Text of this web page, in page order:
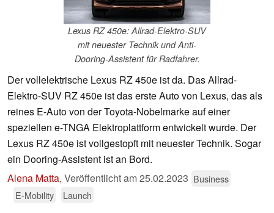
Lexus RZ 450e: Allrad-Elektro-SUV
mit neuester Technik und Anti-
Dooring-Assistent für Radfahrer.
Der vollelektrische Lexus RZ 450e ist da. Das Allrad-
Elektro-SUV RZ 450e ist das erste Auto von Lexus, das als
reines E-Auto von der Toyota-Nobelmarke auf einer
speziellen e-TNGA Elektroplattform entwickelt wurde. Der
Lexus RZ 450e ist vollgestopft mit neuester Technik. Sogar
ein Dooring-Assistent ist an Bord.
Alena Matta, Veröffentlicht am25.02.2023 Business
E-Mobility
Launch